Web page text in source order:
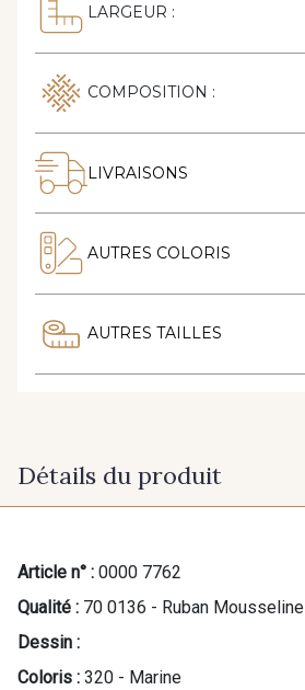
LARGEUR :
COMPOSITION :
LIVRAISONS
AUTRES COLORIS
AUTRES TAILLES
Détails du produit
Article n° : 0000 7762
Qualité : 70 0136 - Ruban Mousseline
Dessin :
Coloris : 320 - Marine